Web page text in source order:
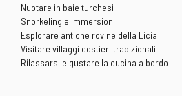
Nuotare in baie turchesi
Snorkeling e immersioni
Esplorare antiche rovine della Licia
Visitare villaggi costieri tradizionali
Rilassarsi e gustare la cucina a bordo